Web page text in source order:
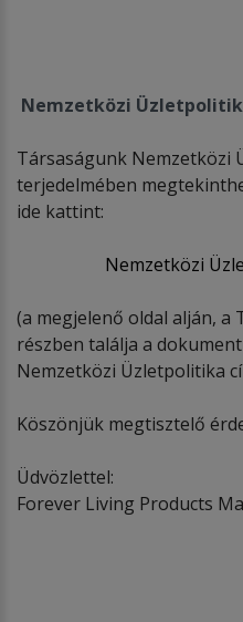
Nemzetközi
Társaságunk Nemzetközi
terjedelmében
ide kattint:
Nemzetközi
(a megjelenő oldal alján, a
részben találja a
Nemzetközi Üzletpolitika
Köszönjük megtisztelő
Üdvözlettel:
Forever Living Products